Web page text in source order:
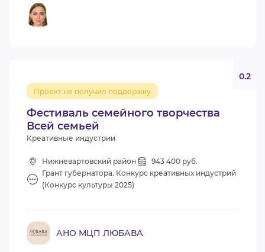
Фестиваль семейного творчества
Всей семьей
Проект не получил поддержку
0.2
Креативные индустрии
Нижневартовский район
943 400 руб.
Грант губернатора. Конкурс креативных индустрий
(Конкурс культуры 2025)
АНО МЦП ЛЮБАВА